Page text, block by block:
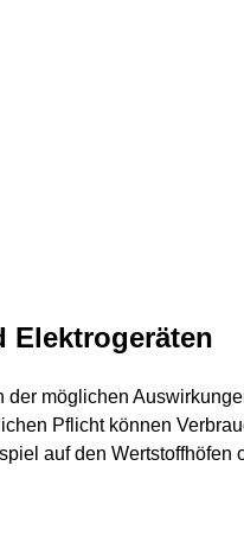
Elektrogeräten
möglichen
Pflicht können
auf den Wertstoffhöfen